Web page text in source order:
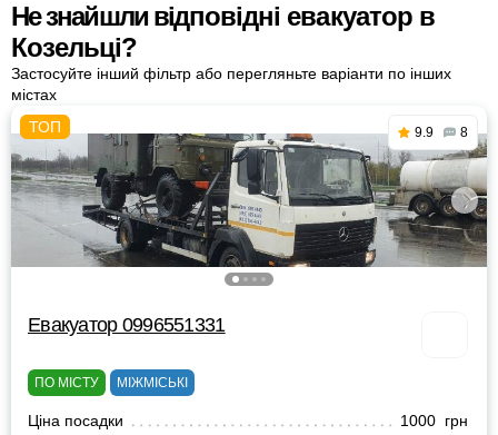
Не знайшли відповідні евакуатор в
Козельці?
Застосуйте інший фільтр або перегляньте варіанти по інших
містах
9.9 8
Евакуатор 0996551331
ПО МІСТУ МІЖМІСЬКІ
Ціна посадки
1000 грн